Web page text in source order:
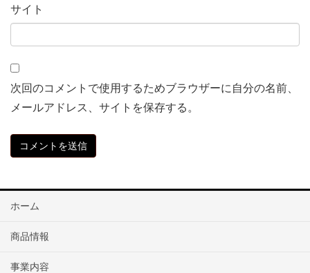
サイト
次回のコメントで使用するためブラウザーに自分の名前、
メールアドレス、サイトを保存する。
ホーム
商品情報
事業内容